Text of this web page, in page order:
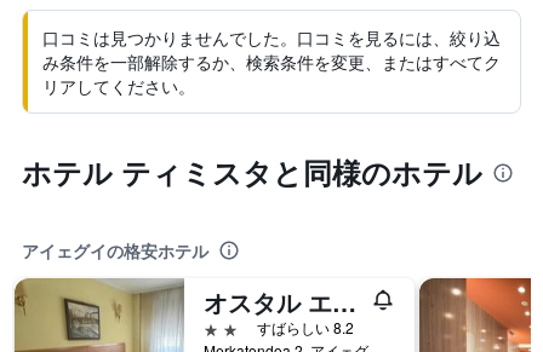
口コミは見つかりませんでした。口コミを見るには、絞り込
み条件を一部解除するか、検索条件を変更、またはすべてク
リアしてください。
ホテル ティミスタと同様のホテル
アイェグイの格安ホテル
オスタル エル ヴォランテ
2つ星
すばらしい 8.2